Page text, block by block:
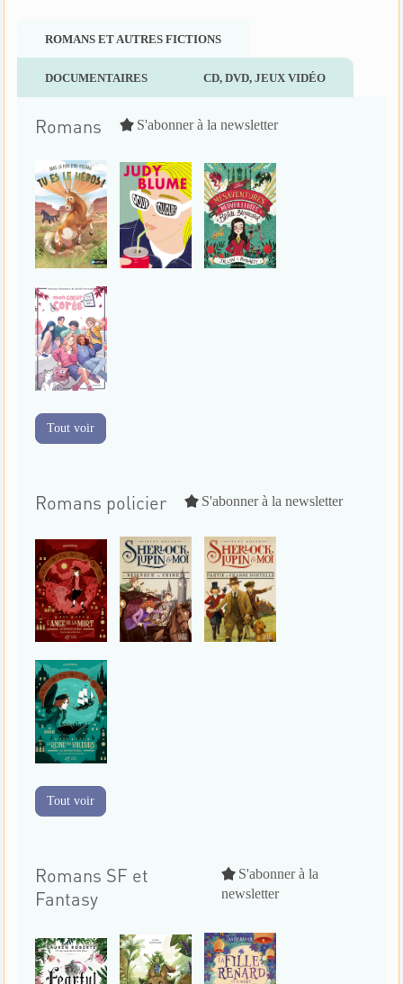
ROMANS ET AUTRES FICTIONS
DOCUMENTAIRES CD, DVD, JEUX VIDÉO
Romans S'abonner à la newsletter
Tout voir
Romans policier S'abonner à la newsletter
Tout voir
Romans SF et
Fantasy
S'abonner à la
newsletter